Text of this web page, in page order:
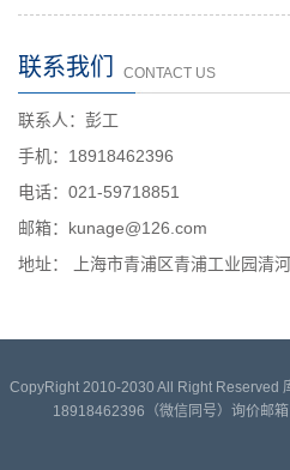
联系我们 CONTACT US
联系人：彭工
手机：18918462396
电话：021-59718851
邮箱：kunage@126.com
地址： 上海市青浦区青浦工业园清
CopyRight 2010-2030 All Right Reserved
18918462396（微信同号）询价邮